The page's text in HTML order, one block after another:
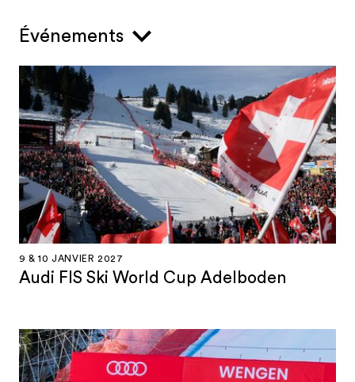
Événements
9 & 10 JANVIER 2027
Audi FIS Ski World Cup Adelboden